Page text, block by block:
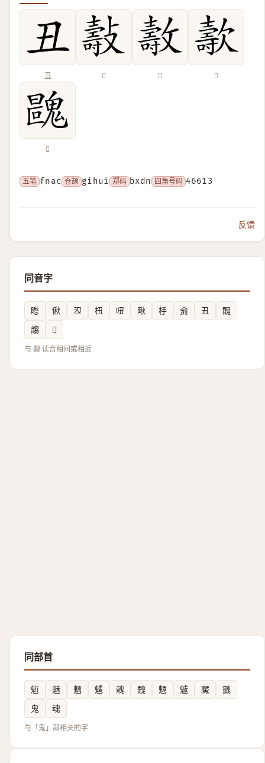
丑 𣀓 𣀘 𣤫
𩳺
五笔 fnac 仓颉 gihui 郑码 bxdn 四角号码 46613
反馈
同音字
矁 偢 丒 杻 吜 瞅 杽 侴 丑
醜
䪮
𧷂
与 魗 读音相同或相近
同部首
䰢 魅 魑 䰬 䰤 䰭 魎 魃 魘
䰱
鬼
魂
与「鬼」部相关的字